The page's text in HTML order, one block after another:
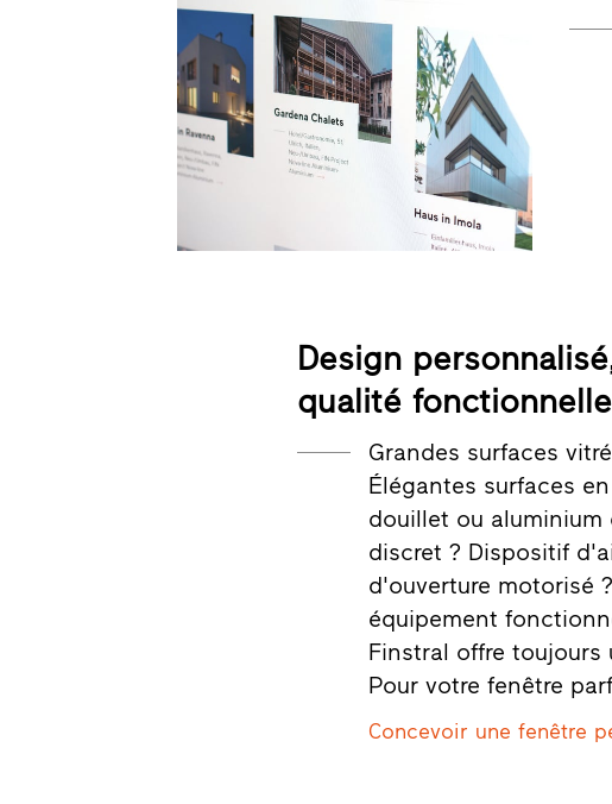
Design
qualité
Grandes surfaces
Élégantes surfaces
douillet ou
discret ? Dispositif
d'ouverture motorisé
équipement
Finstral offre
Pour votre fenêtre
Concevoir une fenêtre